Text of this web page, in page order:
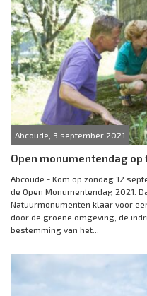
Abcoude, 3 september 2021
Open monumentendag
Abcoude - Kom op zondag 12
de Open Monumentendag 2021.
Natuurmonumenten klaar voor
door de groene omgeving, de
bestemming van het...